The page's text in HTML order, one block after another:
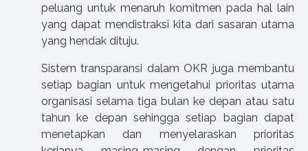
peluang untuk menaruh komitmen pada hal lain
yang dapat mendistraksi kita dari sasaran utama
yang hendak dituju.
Sistem transparansi dalam OKR juga membantu
setiap bagian untuk mengetahui prioritas utama
organisasi selama tiga bulan ke depan atau satu
tahun ke depan sehingga setiap bagian dapat
menetapkan dan menyelaraskan prioritas